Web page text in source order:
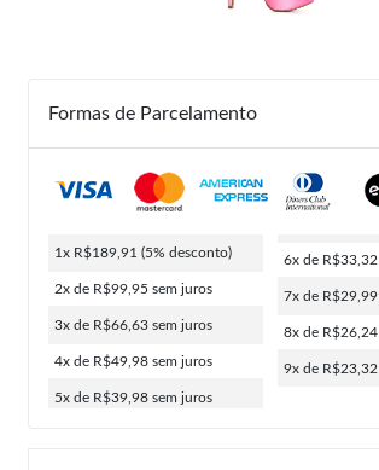
Formas de Parcelamento
1x R$189,91 (5% desconto)
2x de R$99,95 sem juros
3x de R$66,63 sem juros
4x de R$49,98 sem juros
5x de R$39,98 sem juros
6x de R$33,32
7x de R$29,99
8x de R$26,24
9x de R$23,32